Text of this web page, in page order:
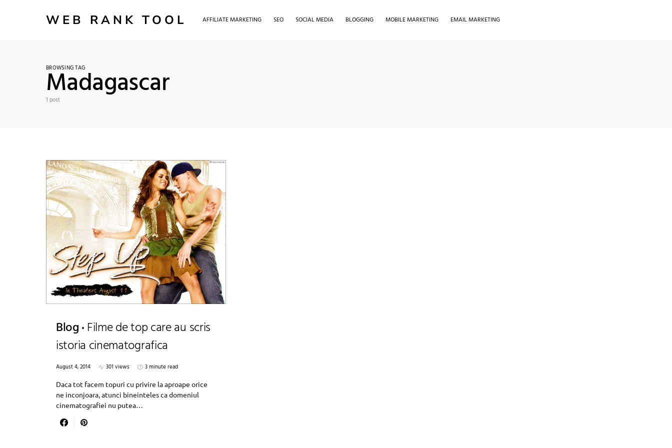
WEB RANK TOOL AFFILIATE MARKETING SEO SOCIAL MEDIA BLOGGING MOBILE MARKETING EMAIL MARKETING
BROWSING TAG
Madagascar
1 post
Blog Filme de top care au scris
istoria cinematografica
August 4, 2014 301 views
3 minute read
Daca tot facem topuri cu privire la aproape orice
ne inconjoara, atunci bineinteles ca domeniul
cinematografiei nu putea…